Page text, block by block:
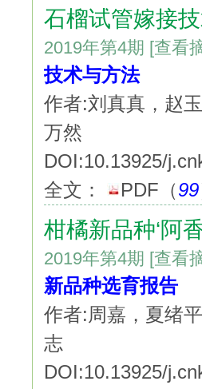
石榴试管嫁接
2019年第4期 [查看
技术与方法
作者:刘真真，赵
万然
DOI:10.13925/
全文：
PDF （99
柑橘新品种‘阿
2019年第4期 [查看
新品种选育报告
作者:周嘉，夏绪
志
DOI:10.13925/